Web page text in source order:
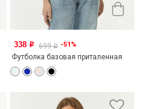
338 o 699o -51%
Футболка базовая приталенная